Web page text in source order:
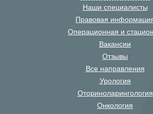
Наши специалисты
Правовая
Операционная и
Вакансии
Отзывы
Все направления
Урология
Оториноларингология
Онкология